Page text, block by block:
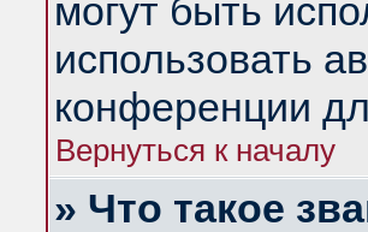
могут быть
использовать
конференции
Вернуться к началу
» Что такое